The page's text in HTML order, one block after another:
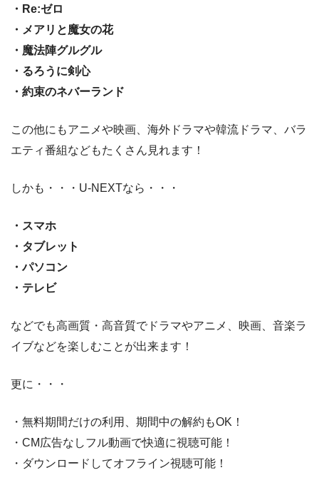
・Re:ゼロ
・メアリと魔女の花
・魔法陣グルグル
・るろうに剣心
・約束のネバーランド
この他にもアニメや映画、海外ドラマや韓流ドラマ、バラ
エティ番組などもたくさん見れます！
しかも・・・U-NEXTなら・・・
・スマホ
・タブレット
・パソコン
・テレビ
などでも高画質・高音質でドラマやアニメ、映画、音楽ラ
イブなどを楽しむことが出来ます！
更に・・・
・無料期間だけの利用、期間中の解約もOK！
・CM広告なしフル動画で快適に視聴可能！
・ダウンロードしてオフライン視聴可能！